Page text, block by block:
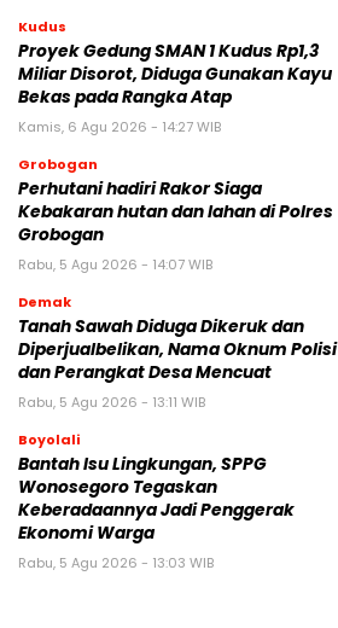
Kudus
Proyek Gedung SMAN 1 Kudus Rp1,3
Miliar Disorot, Diduga Gunakan Kayu
Bekas pada Rangka Atap
Kamis, 6 Agu 2026 - 14:27 WIB
Grobogan
Perhutani hadiri Rakor Siaga
Kebakaran hutan dan lahan di Polres
Grobogan
Rabu, 5 Agu 2026 - 14:07 WIB
Demak
Tanah Sawah Diduga Dikeruk dan
Diperjualbelikan, Nama Oknum Polisi
dan Perangkat Desa Mencuat
Rabu, 5 Agu 2026 - 13:11 WIB
Boyolali
Bantah Isu Lingkungan, SPPG
Wonosegoro Tegaskan
Keberadaannya Jadi Penggerak
Ekonomi Warga
Rabu, 5 Agu 2026 - 13:03 WIB